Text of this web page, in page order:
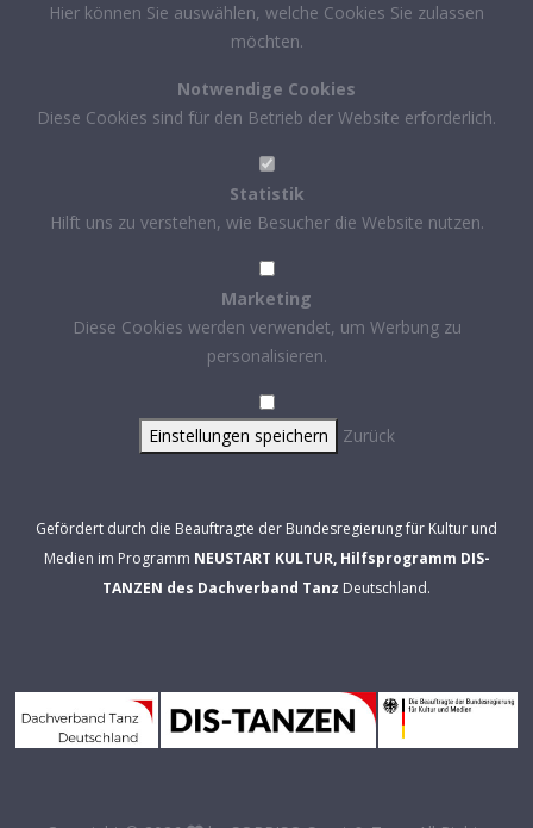
Hier können Sie auswählen, welche Cookies Sie zulassen
möchten.
Notwendige Cookies
Diese Cookies sind für den Betrieb der Website erforderlich.
Statistik
Hilft uns zu verstehen, wie Besucher die Website nutzen.
Marketing
Diese Cookies werden verwendet, um Werbung zu
personalisieren.
Einstellungen speichern Zurück
Gefördert durch die Beauftragte der Bundesregierung für Kultur und
Medien im Programm NEUSTART KULTUR, Hilfsprogramm DIS-
TANZEN des Dachverband Tanz Deutschland.